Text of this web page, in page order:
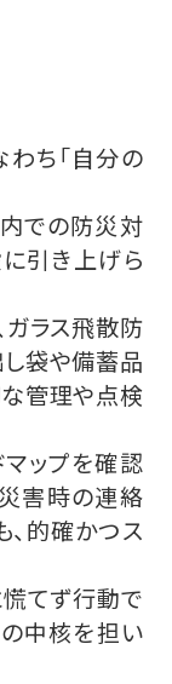
わち「自分の
での防災対
引き上げら
ガラス飛散防
し袋や備蓄品
な管理や点検
ップを確認
害時の連絡
的確かつス
てず行動で
の中核を担い